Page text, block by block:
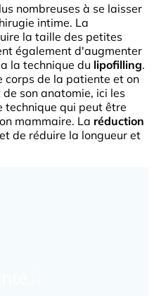
nombreuses à se laisser
intime. La
la taille des petites
également d'augmenter
la technique du lipofilling.
corps de la patiente et on
son anatomie, ici les
technique qui peut être
mammaire. La réduction
de réduire la longueur et